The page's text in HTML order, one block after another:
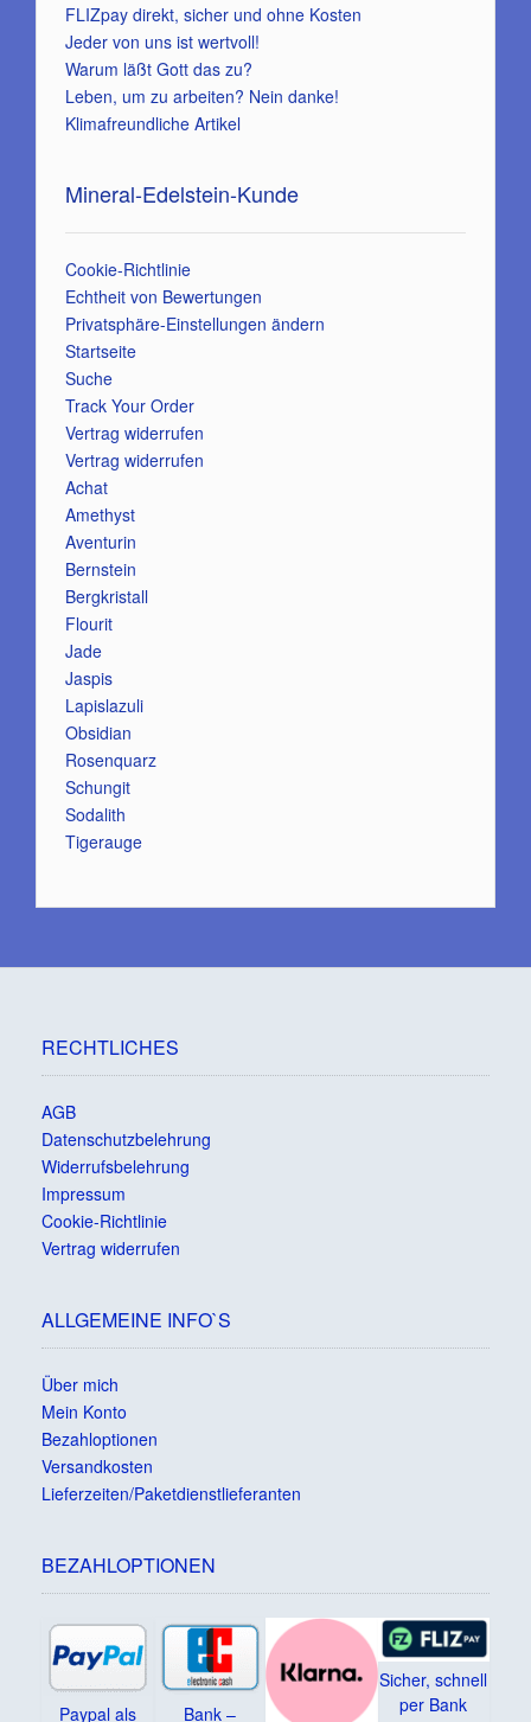
FLIZpay direkt, sicher und ohne Kosten
Jeder von uns ist wertvoll!
Warum läßt Gott das zu?
Leben, um zu arbeiten? Nein danke!
Klimafreundliche Artikel
Mineral-Edelstein-Kunde
Cookie-Richtlinie
Echtheit von Bewertungen
Privatsphäre-Einstellungen ändern
Startseite
Suche
Track Your Order
Vertrag widerrufen
Vertrag widerrufen
Achat
Amethyst
Aventurin
Bernstein
Bergkristall
Flourit
Jade
Jaspis
Lapislazuli
Obsidian
Rosenquarz
Schungit
Sodalith
Tigerauge
RECHTLICHES
AGB
Datenschutzbelehrung
Widerrufsbelehrung
Impressum
Cookie-Richtlinie
Vertrag widerrufen
ALLGEMEINE INFO`S
Über mich
Mein Konto
Bezahloptionen
Versandkosten
Lieferzeiten/Paketdienstlieferanten
BEZAHLOPTIONEN
Paypal als Bank –
Sicher, schnell
per Bank